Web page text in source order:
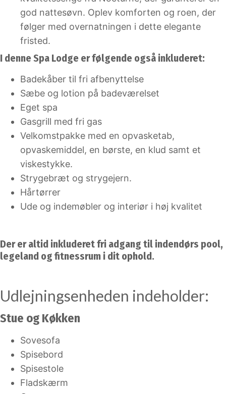
god nattesøvn. Oplev komforten og roen, der
følger med overnatningen i dette elegante
fristed.
I denne Spa Lodge er følgende også inkluderet:
Badekåber til fri afbenyttelse
Sæbe og lotion på badeværelset
Eget spa
Gasgrill med fri gas
Velkomstpakke med en opvasketab,
opvaskemiddel, en børste, en klud samt et
viskestykke.
Strygebræt og strygejern.
Hårtørrer
Ude og indemøbler og interiør i høj kvalitet
Der er altid inkluderet fri adgang til indendørs pool,
legeland og fitnessrum i dit ophold.
Udlejningsenheden indeholder:
Stue og Køkken
Sovesofa
Spisebord
Spisestole
Fladskærm